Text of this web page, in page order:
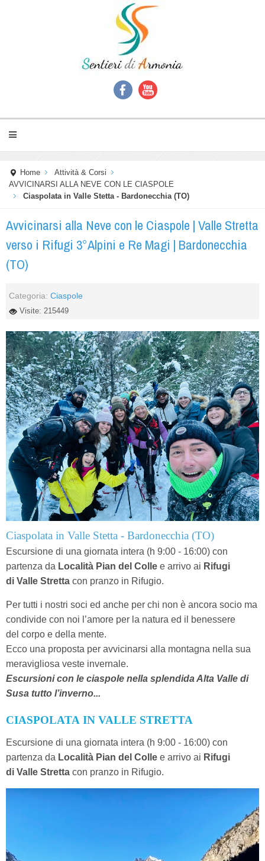
Home
Attività & Corsi
AVVICINARSI ALLA NEVE CON LE CIASPOLE
Ciaspolata in Valle Stetta - Bardonecchia (TO)
Avvicinarsi alla Neve con le Ciaspole | Valle Stretta
verso i Rifugi 3°Alpini e Re Magi | Bardonecchia
(TO)
Categoria: Ciaspole
Visite: 215449
Ciaspolata in Valle Stetta - Bardonecchia (TO)
Escursione di una giornata intera (h 9:00 - 16:00) con
partenza da Località Pian del Colle e arrivo ai Rifugi
di Valle Stretta con pranzo in Rifugio.
Per tutti i nostri soci ed anche per chi non è ancora socio ma
condivide con noi l’amore per la natura ed il benessere
del corpo e della mente.
Ecco una proposta per avvicinarsi alla montagna nella sua
meravigliosa veste invernale.
Escursioni con le ciaspole nella splendida Alta Valle di
Susa tutto l’inverno...
CIASPOLATA IN VALLE STRETTA
Escursione di una giornata intera (h 9:00 - 16:00) con
partenza da Località Pian del Colle e arrivo ai Rifugi
di Valle Stretta con pranzo in Rifugio.